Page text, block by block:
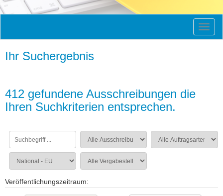
Ihr Suchergebnis
412 gefundene Ausschreibungen die
Ihren Suchkriterien entsprechen.
Veröffentlichungszeitraum: